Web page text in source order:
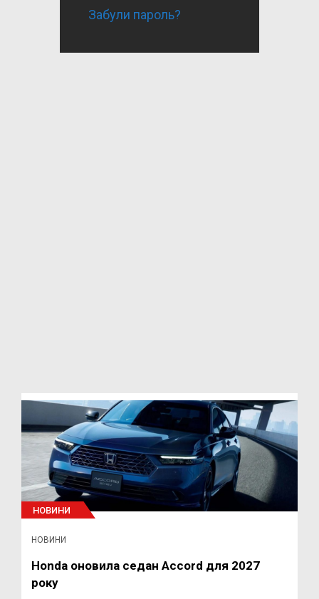
Забули пароль?
НОВИНИ
НОВИНИ
Honda оновила седан Accord для 2027
року